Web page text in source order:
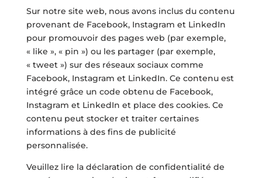
Sur notre site web, nous avons inclus du contenu
provenant de Facebook, Instagram et LinkedIn
pour promouvoir des pages web (par exemple,
« like », « pin ») ou les partager (par exemple,
« tweet ») sur des réseaux sociaux comme
Facebook, Instagram et LinkedIn. Ce contenu est
intégré grâce un code obtenu de Facebook,
Instagram et LinkedIn et place des cookies. Ce
contenu peut stocker et traiter certaines
informations à des fins de publicité
personnalisée.
Veuillez lire la déclaration de confidentialité de